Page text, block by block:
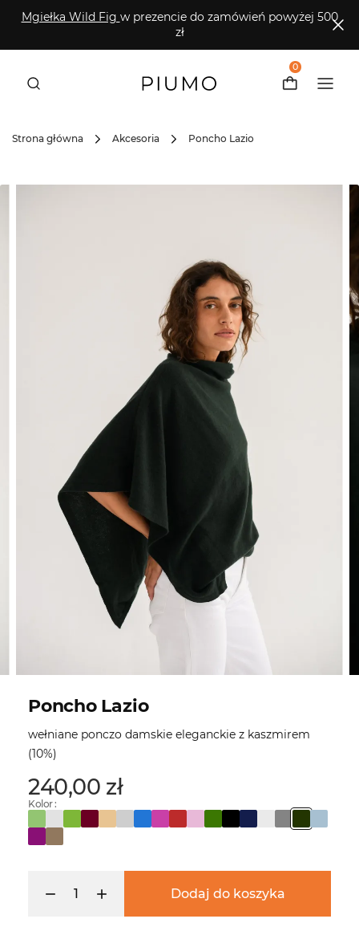
Mgiełka Wild Fig w prezencie do zamówień powyżej 500
zł
0
Strona główna Akcesoria Poncho Lazio
Poncho Lazio
wełniane ponczo damskie eleganckie z kaszmirem
(10%)
240,00 zł
Kolor :
Dodaj do koszyka